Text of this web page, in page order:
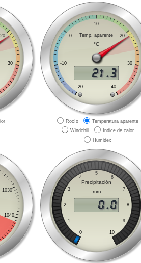
Rocío
Temperatura aparente
Windchill
Indice de calor
Humidex